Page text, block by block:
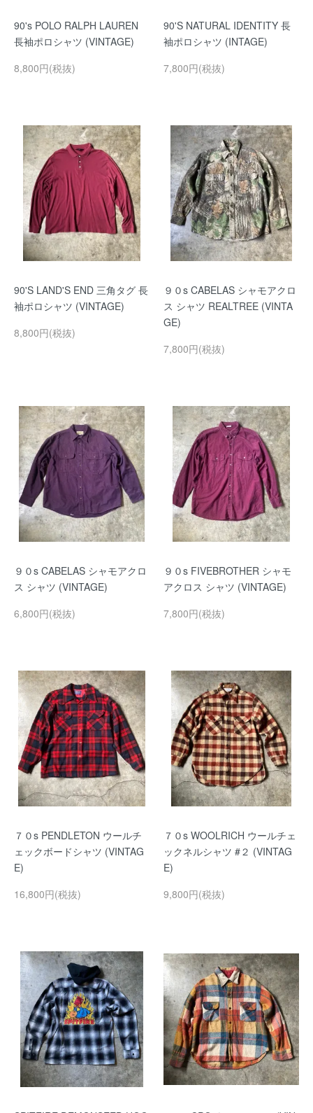
90's POLO RALPH LAUREN
長袖ポロシャツ (VINTAGE)
8,800円(税抜)
90'S NATURAL IDENTITY 長
袖ポロシャツ (INTAGE)
7,800円(税抜)
90'S LAND'S END 三角タグ 長
袖ポロシャツ (VINTAGE)
8,800円(税抜)
９０s CABELAS シャモアクロ
ス シャツ REALTREE (VINTA
GE)
7,800円(税抜)
９０s CABELAS シャモアクロ
ス シャツ (VINTAGE)
6,800円(税抜)
９０s FIVEBROTHER シャモ
アクロス シャツ (VINTAGE)
7,800円(税抜)
７０s PENDLETON ウールチ
ェックボードシャツ (VINTAG
E)
16,800円(税抜)
７０s WOOLRICH ウールチェ
ックネルシャツ #２ (VINTAG
E)
9,800円(税抜)